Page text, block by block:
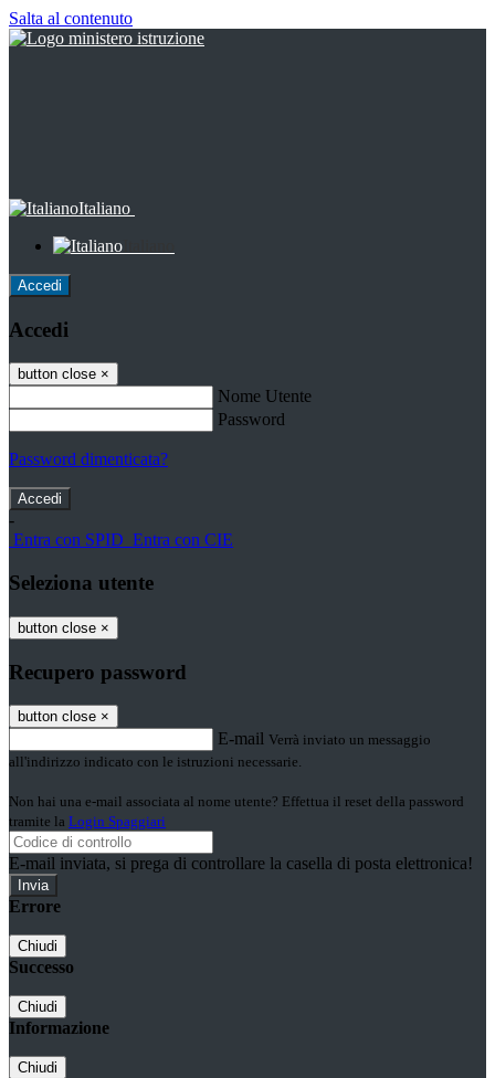
Salta al contenuto
Italiano
Accedi
Accedi
button close ×
Nome Utente
Password
Password dimenticata?
-
Entra con SPID Entra con CIE
Seleziona utente
button close ×
Recupero password
button close ×
E-mail Verrà inviato un messaggio
all'indirizzo indicato con le istruzioni necessarie.
Non hai una e-mail associata al nome utente? Effettua il reset della password
tramite la Login Spaggiari
E-mail inviata, si prega di controllare la casella di posta elettronica!
Errore
Chiudi
Successo
Chiudi
Informazione
Chiudi